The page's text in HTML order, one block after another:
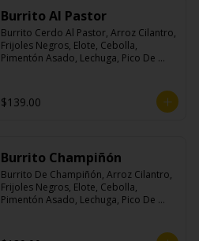
Burrito Al Pastor
Burrito Cerdo Al Pastor, Arroz Cilantro,
Frijoles Negros, Elote, Cebolla,
Pimentón Asado, Lechuga, Pico De
$139.00
Burrito Champiñón
Burrito De Champiñón, Arroz Cilantro,
Frijoles Negros, Elote, Cebolla,
Pimentón Asado, Lechuga, Pico De